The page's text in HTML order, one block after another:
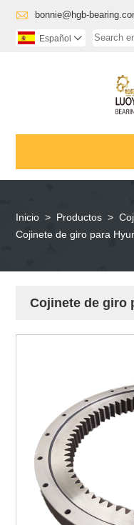
 bonnie@hgb-
Español 
Inicio > Productos >
Cojinete de giro para
Cojinete de giro